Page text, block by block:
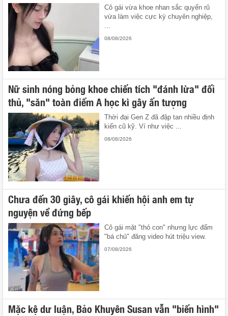
Cô gái vừa khoe nhan sắc quyến rũ
vừa làm việc cực kỳ chuyên nghiệp,
08/08/2026
Nữ sinh nóng bỏng khoe chiến tích "đánh lừa" đối
thủ, "săn" toàn điểm A học kì gây ấn tượng
Thời đại Gen Z đã đập tan nhiều định
kiến cũ kỹ. Ví như việc ...
08/08/2026
Chưa đến 30 giây, cô gái khiến hội anh em tự
nguyện về đứng bếp
Cô gái mặt "thỏ con" nhưng lực đấm
"bá chủ" đăng video hút triệu view.
07/08/2026
Mặc kệ dư luận, Bảo Khuyên Susan vẫn "biến hình"